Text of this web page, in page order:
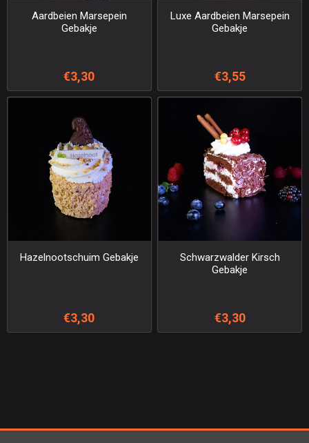
Aardbeien Marsepein
Gebakje
€3,30
Luxe Aardbeien Marsepein
Gebakje
€3,55
Hazelnootschuim Gebakje
€3,30
Schwarzwalder Kirsch
Gebakje
€3,30